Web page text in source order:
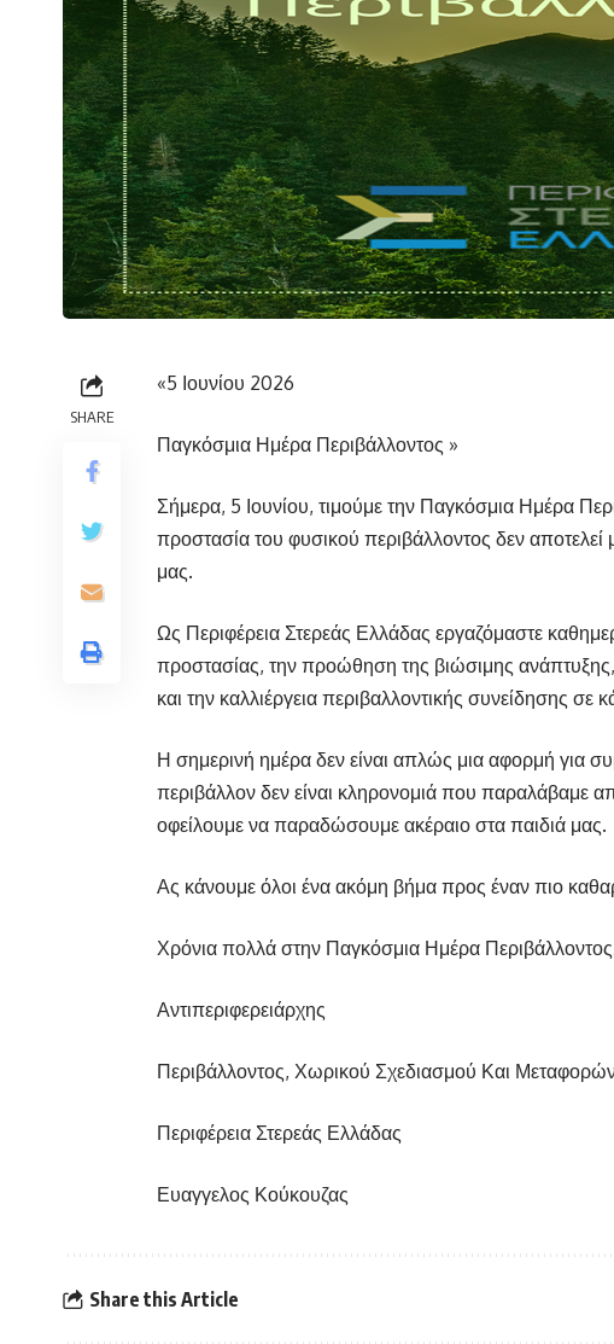
SHARE
«5 Ιουνίου 2026
Παγκόσμια Ημέρα Περιβάλλοντος »
Σήμερα, 5 Ιουνίου, τιμούμε την Παγκόσμια Ημέρα
προστασία του φυσικού περιβάλλοντος δεν
μας.
Ως Περιφέρεια Στερεάς Ελλάδας εργαζόμαστε
προστασίας, την προώθηση της βιώσιμης
και την καλλιέργεια περιβαλλοντικής συνείδησης σε
Η σημερινή ημέρα δεν είναι απλώς μια αφορμή για
περιβάλλον δεν είναι κληρονομιά που παραλάβαμε
οφείλουμε να παραδώσουμε ακέραιο στα παιδιά μας.
Ας κάνουμε όλοι ένα ακόμη βήμα προς έναν πιο
Χρόνια πολλά στην Παγκόσμια Ημέρα
Αντιπεριφερειάρχης
Περιβάλλοντος, Χωρικού Σχεδιασμού Και
Περιφέρεια Στερεάς Ελλάδας
Ευαγγελος Κούκουζας
Share this Article